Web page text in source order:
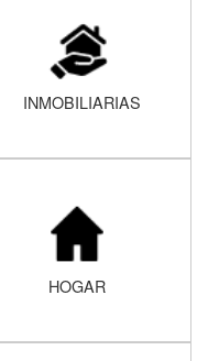
INMOBILIARIAS
HOGAR